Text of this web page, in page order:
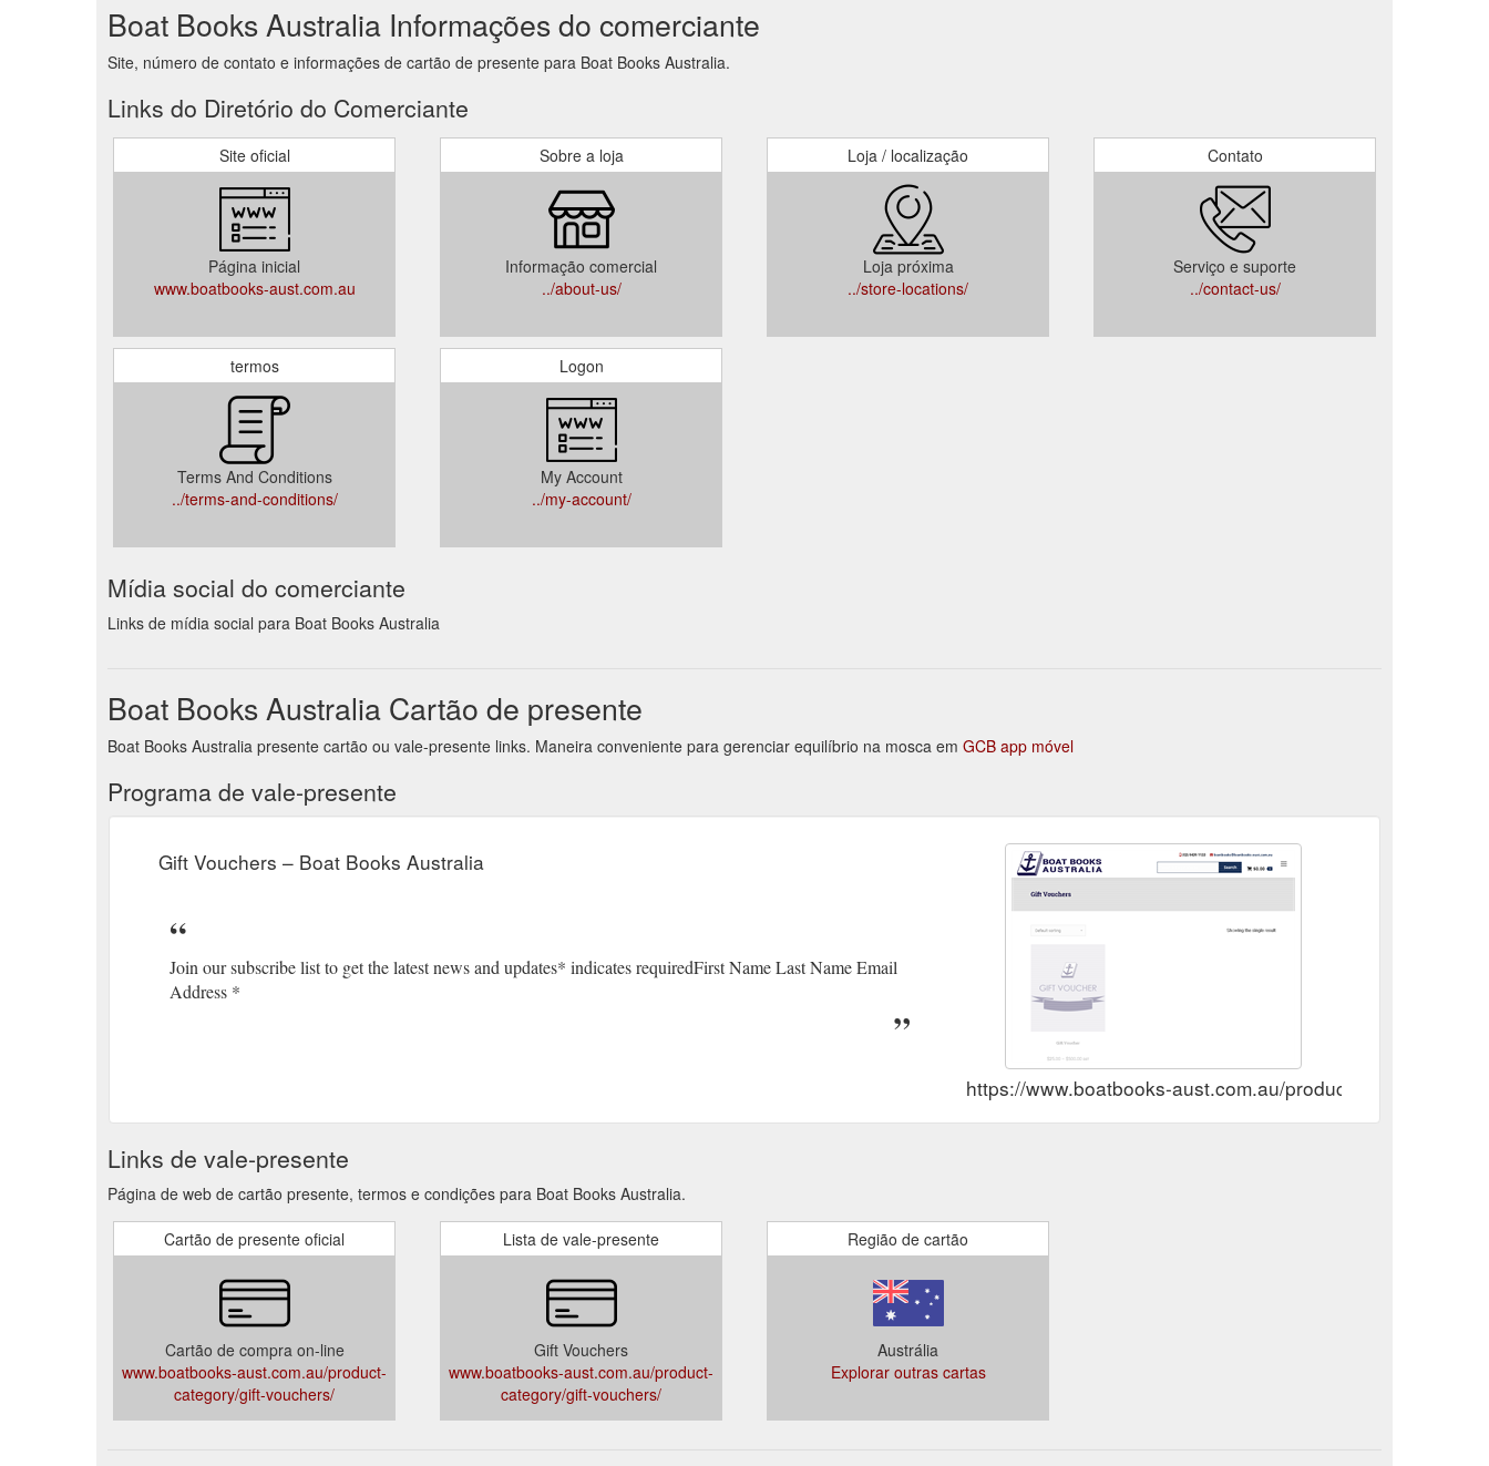
Boat Books Australia Informações do comerciante
Site, número de contato e informações de cartão de presente para Boat Books Australia.
Links do Diretório do Comerciante
Site oficial
Página inicial
www.boatbooks-aust.com.au
Sobre a loja
Informação comercial
../about-us/
Loja / localização
Loja próxima
../store-locations/
Contato
Serviço e suporte
../contact-us/
termos
Terms And Conditions
../terms-and-conditions/
Logon
My Account
../my-account/
Mídia social do comerciante
Links de mídia social para Boat Books Australia
Boat Books Australia Cartão de presente
Boat Books Australia presente cartão ou vale-presente links. Maneira conveniente para gerenciar equilíbrio na mosca em GCB app móvel
Programa de vale-presente
Gift Vouchers – Boat Books Australia
Join our subscribe list to get the latest news and updates* indicates requiredFirst Name Last Name Email
Address *
https://www.boatbooks-aust.com.au/product-category/gift-
Links de vale-presente
Página de web de cartão presente, termos e condições para Boat Books Australia.
Cartão de presente oficial
Cartão de compra on-line
www.boatbooks-aust.com.au/product-
category/gift-vouchers/
Lista de vale-presente
Gift Vouchers
www.boatbooks-aust.com.au/product-
category/gift-vouchers/
Região de cartão
Austrália
Explorar outras cartas